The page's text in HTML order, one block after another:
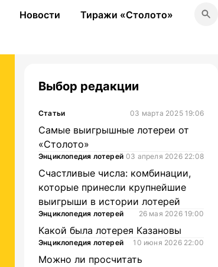
Новости Тиражи «Столото»
Выбор редакции
Статьи 03 марта 2025 19:06
Самые выигрышные лотереи от
«Столото»
Энциклопедия лотерей 03 апреля 2026 22:08
Счастливые числа: комбинации,
которые принесли крупнейшие
выигрыши в истории лотерей
Энциклопедия лотерей 26 мая 2026 19:00
Какой была лотерея Казановы
Энциклопедия лотерей 10 июня 2026 22:00
Можно ли просчитать